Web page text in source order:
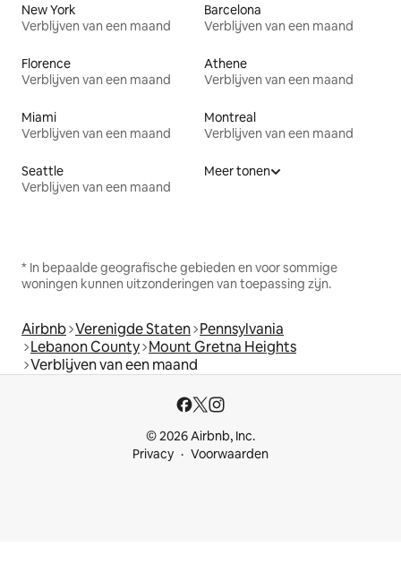
New York
Verblijven van een maand
Barcelona
Verblijven van een maand
Florence
Verblijven van een maand
Athene
Verblijven van een maand
Miami
Verblijven van een maand
Montreal
Verblijven van een maand
Seattle
Verblijven van een maand
Meer tonen
* In bepaalde geografische gebieden en voor sommige
woningen kunnen uitzonderingen van toepassing zijn.
Airbnb Verenigde Staten Pennsylvania
Lebanon County Mount Gretna Heights
Verblijven van een maand
© 2026 Airbnb, Inc.
Privacy
Voorwaarden